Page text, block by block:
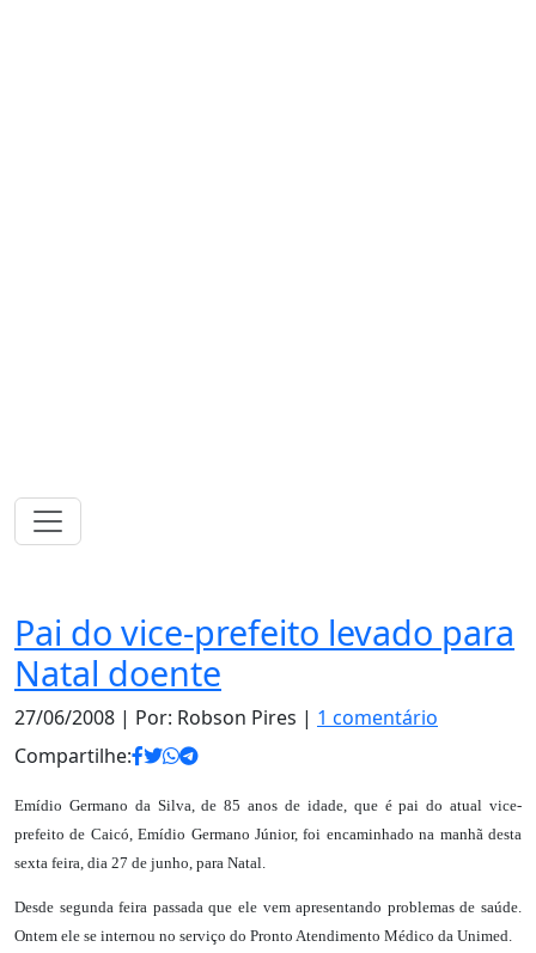
Pai do vice-prefeito levado para
Natal doente
27/06/2008 | Por: Robson Pires | 1 comentário
Compartilhe:
Emídio Germano da Silva, de 85 anos de idade, que é pai do atual vice-
prefeito de Caicó, Emídio Germano Júnior, foi encaminhado na manhã desta
sexta feira, dia 27 de junho, para Natal.
Desde segunda feira passada que ele vem apresentando problemas de saúde.
Ontem ele se internou no serviço do Pronto Atendimento Médico da Unimed.